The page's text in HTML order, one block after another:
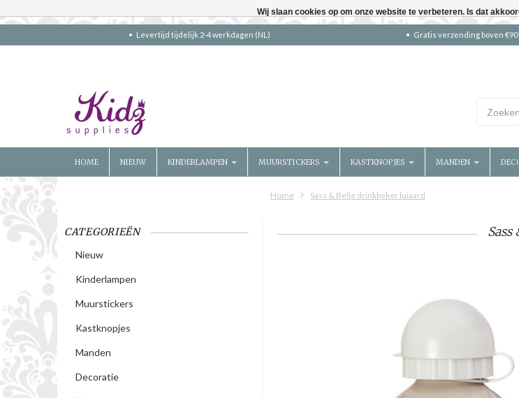
Levertijd tijdelijk 2-4 werkdagen (NL) Gratis verzending boven €90
HOME NIEUW KINDERLAMPEN MUURSTICKERS KASTKNOPJES MANDEN
Home Sass & Belle drinkbeker luiaard
CATEGORIEËN
Nieuw
Kinderlampen
Muurstickers
Kastknopjes
Manden
Decoratie
Wij slaan cookies op om onze website te verbeteren. Is dat